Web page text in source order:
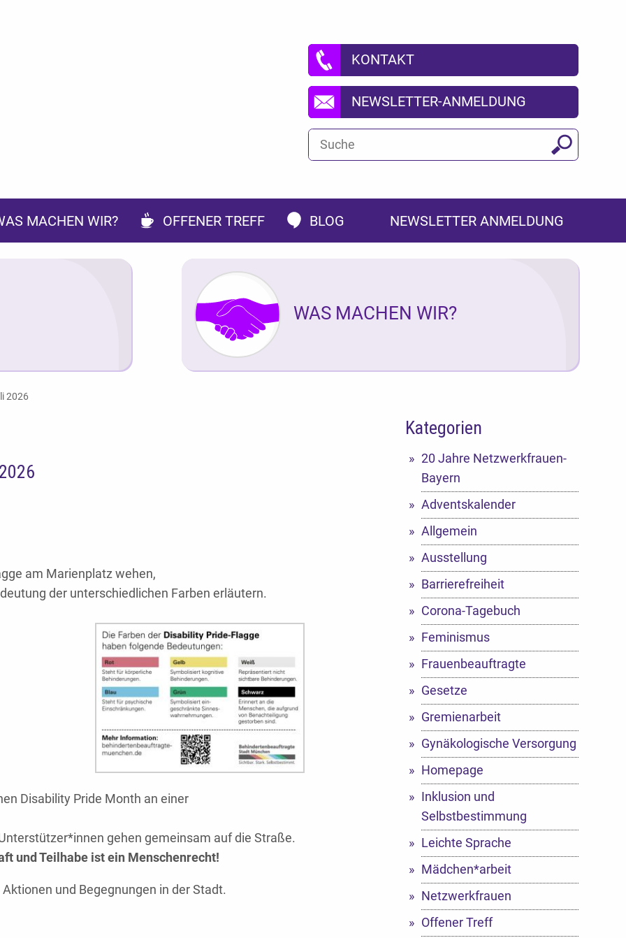
KONTAKT
NEWSLETTER-ANMELDUNG
Suchbegriff
Suchen
MACHEN WIR? OFFENER TREFF BLOG NEWSLETTER ANMELDUNG
WAS MACHEN WIR?
2026
am Marienplatz wehen,
der unterschiedlichen Farben erläutern.
Disability Pride Month an einer
gehen gemeinsam auf die Straße.
und Teilhabe ist ein Menschenrecht!
und Begegnungen in der Stadt.
Kategorien
20 Jahre Netzwerkfrauen-
Bayern
Adventskalender
Allgemein
Ausstellung
Barrierefreiheit
Corona-Tagebuch
Feminismus
Frauenbeauftragte
Gesetze
Gremienarbeit
Gynäkologische Versorgung
Homepage
Inklusion und
Selbstbestimmung
Leichte Sprache
Mädchen*arbeit
Netzwerkfrauen
Offener Treff